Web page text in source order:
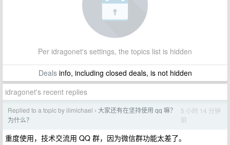
Per idragonet's settings, the topics list is hidden
Dealsinfo, including closed deals, is not hidden
idragonet's recent replies
Replied to a topic by iiimichael › 大家还有在坚持使用 qq 嘛？
为什么？
5 小时 14 分钟
前
重度使用，技术交流用 QQ 群，因为微信群功能太差了。